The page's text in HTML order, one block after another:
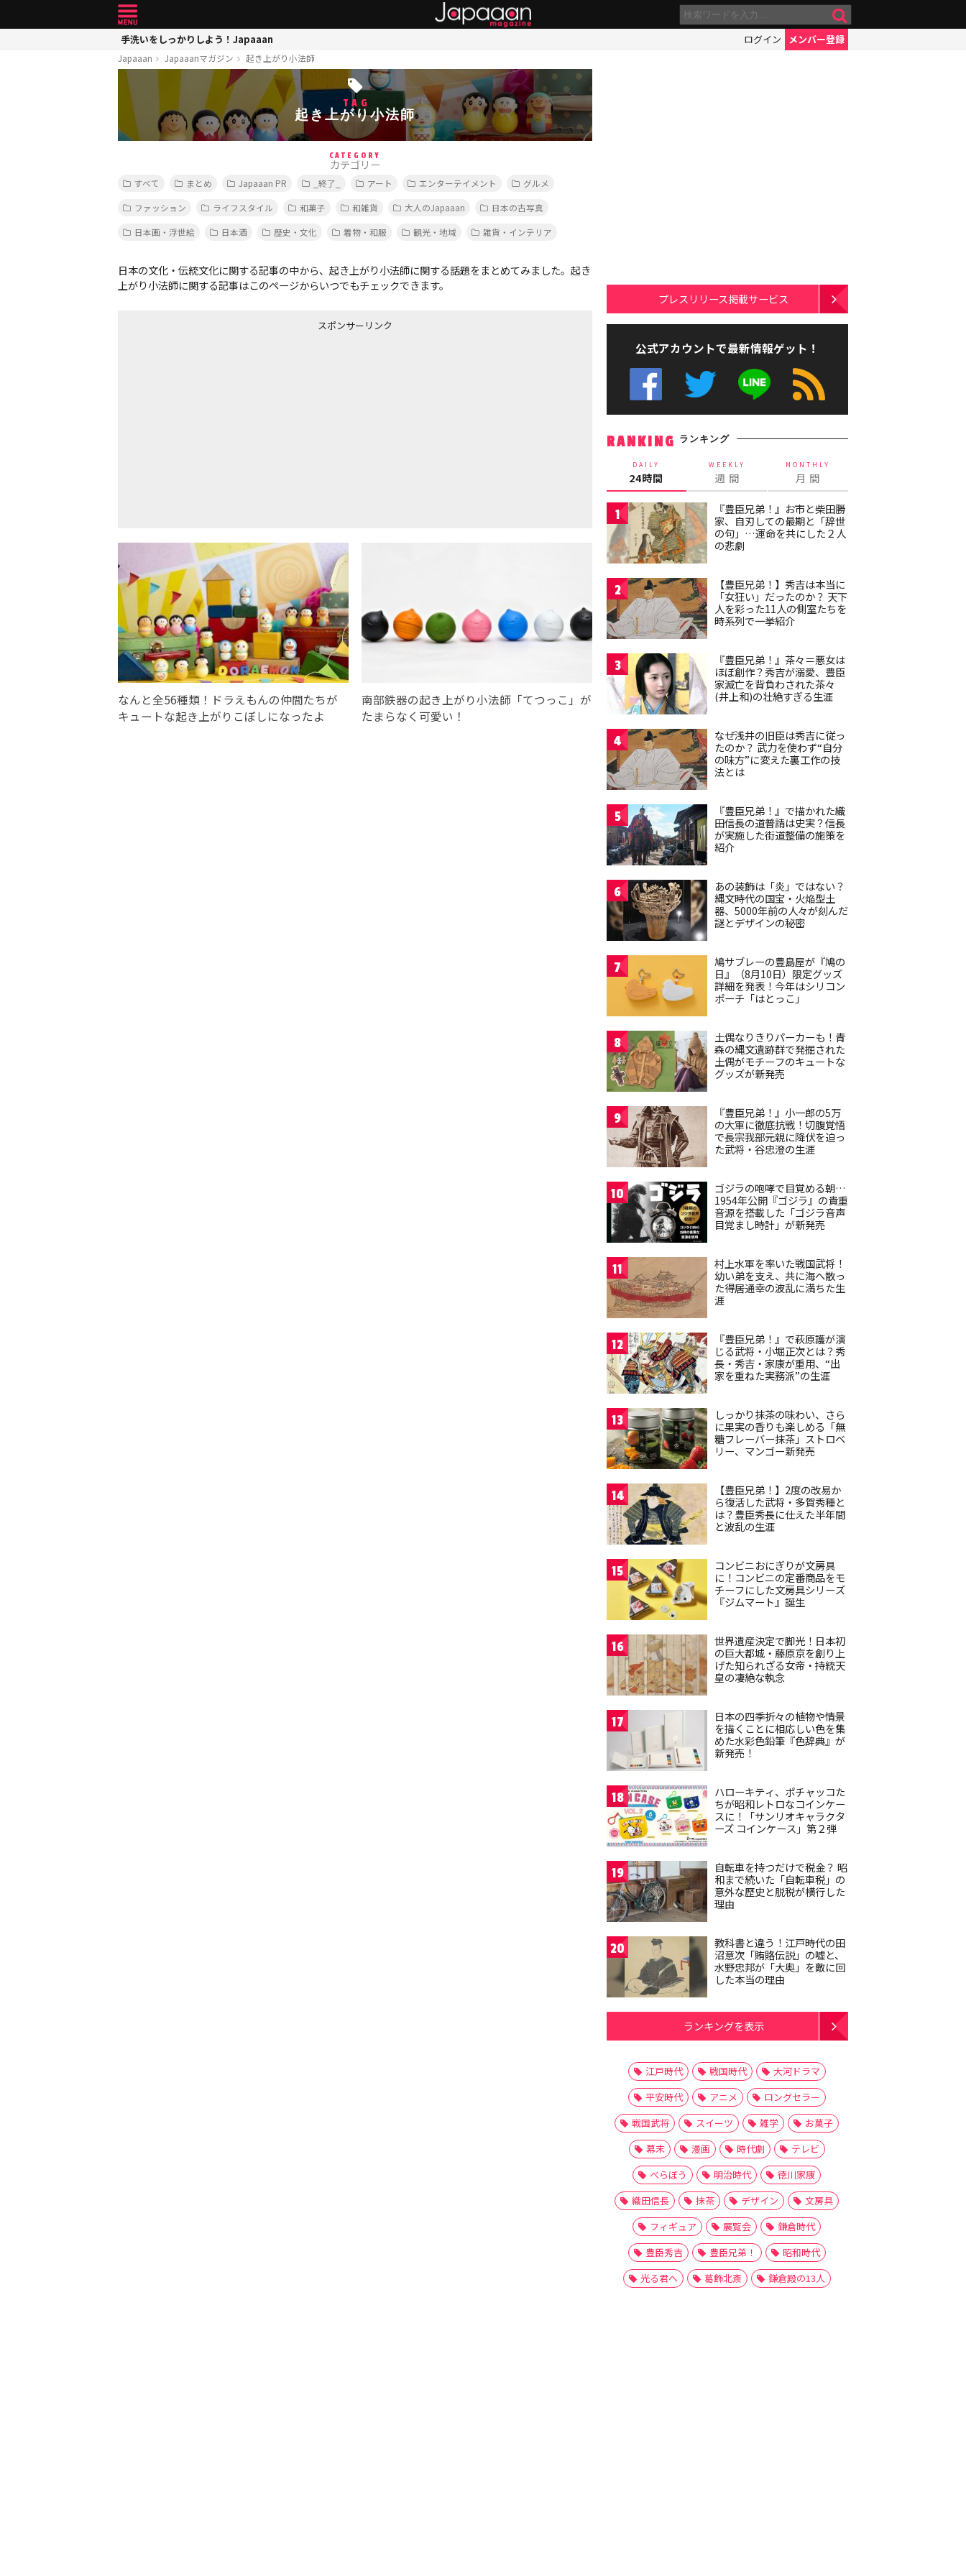
手洗いをしっかりしよう！Japaaan ログイン メンバー登録
Japaaan Japaaanマガジン 起き上がり小法師
TAG
起き上がり小法師
CATEGORY
カテゴリー
すべて まとめ Japaaan PR _終了_ アート エンターテイメント
グルメ
ファッション
ライフスタイル 和菓子 和雑貨 大人のJapaaan
日本の古写真
日本画・浮世絵
日本酒 歴史・文化 着物・和服 観光・地域 雑貨・インテリア
日本の文化・伝統文化に関する記事の中から、起き上がり小法師に関する話題をまとめてみました。起き
上がり小法師に関する記事はこのページからいつでもチェックできます。
スポンサーリンク
なんと全56種類！ドラえもんの仲間たちが
キュートな起き上がりこぼしになったよ
南部鉄器の起き上がり小法師「てつっこ」が
たまらなく可愛い！
プレスリリース掲載サービス
公式アカウントで最新情報ゲット！
RANKING ランキング
DAILY
24時間
WEEKLY
週 間
MONTHLY
月 間
1
『豊臣兄弟！』お市と柴田勝
家、自刃しての最期と「辞世
の句」…運命を共にした２人
の悲劇
2
【豊臣兄弟！】秀吉は本当に
「女狂い」だったのか？ 天下
人を彩った11人の側室たちを
時系列で一挙紹介
3
『豊臣兄弟！』茶々＝悪女は
ほぼ創作？秀吉が溺愛、豊臣
家滅亡を背負わされた茶々
(井上和)の壮絶すぎる生涯
4
なぜ浅井の旧臣は秀吉に従っ
たのか？ 武力を使わず“自分
の味方”に変えた裏工作の技
法とは
5
『豊臣兄弟！』で描かれた織
田信長の道普請は史実？信長
が実施した街道整備の施策を
紹介
6
あの装飾は「炎」ではない？
縄文時代の国宝・火焔型土
器、5000年前の人々が刻んだ
謎とデザインの秘密
7
鳩サブレーの豊島屋が『鳩の
日』（8月10日）限定グッズ
詳細を発表！今年はシリコン
ポーチ「はとっこ」
8
土偶なりきりパーカーも！青
森の縄文遺跡群で発掘された
土偶がモチーフのキュートな
グッズが新発売
9
『豊臣兄弟！』小一郎の5万
の大軍に徹底抗戦！切腹覚悟
で長宗我部元親に降伏を迫っ
た武将・谷忠澄の生涯
10
ゴジラの咆哮で目覚める朝…
1954年公開『ゴジラ』の貴重
音源を搭載した「ゴジラ音声
目覚まし時計」が新発売
11
村上水軍を率いた戦国武将！
幼い弟を支え、共に海へ散っ
た得居通幸の波乱に満ちた生
涯
12
『豊臣兄弟！』で萩原護が演
じる武将・小堀正次とは？秀
長・秀吉・家康が重用、“出
家を重ねた実務派”の生涯
13
しっかり抹茶の味わい、さら
に果実の香りも楽しめる「無
糖フレーバー抹茶」ストロベ
リー、マンゴー新発売
14
【豊臣兄弟！】2度の改易か
ら復活した武将・多賀秀種と
は？豊臣秀長に仕えた半年間
と波乱の生涯
15
コンビニおにぎりが文房具
に！コンビニの定番商品をモ
チーフにした文房具シリーズ
『ジムマート』誕生
16
世界遺産決定で脚光！日本初
の巨大都城・藤原京を創り上
げた知られざる女帝・持統天
皇の凄絶な執念
17
日本の四季折々の植物や情景
を描くことに相応しい色を集
めた水彩色鉛筆『色辞典』が
新発売！
18
ハローキティ、ポチャッコた
ちが昭和レトロなコインケー
スに！「サンリオキャラクタ
ーズ コインケース」第２弾
19
自転車を持つだけで税金？ 昭
和まで続いた「自転車税」の
意外な歴史と脱税が横行した
理由
20
教科書と違う！江戸時代の田
沼意次「賄賂伝説」の嘘と、
水野忠邦が「大奥」を敵に回
した本当の理由
ランキングを表示
江戸時代 戦国時代
大河ドラマ
平安時代
アニメ
ロングセラー
戦国武将
スイーツ 雑学
お菓子
幕末
漫画 時代劇
テレビ
べらぼう
明治時代
徳川家康
織田信長
抹茶 デザイン
文房具
フィギュア
展覧会
鎌倉時代
豊臣秀吉
豊臣兄弟！
昭和時代
光る君へ
葛飾北斎 鎌倉殿の13人